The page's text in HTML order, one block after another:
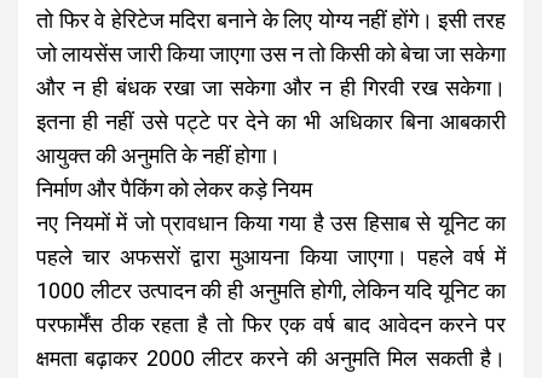
तो फिर वे हेरिटेज मदिरा बनाने के लिए योग्य नहीं होंगे। इसी तरह
जो लायसेंस जारी किया जाएगा उस न तो किसी को बेचा जा सकेगा
और न ही बंधक रखा जा सकेगा और न ही गिरवी रख सकेगा।
इतना ही नहीं उसे पट्टे पर देने का भी अधिकार बिना आबकारी
आयुक्त की अनुमति के नहीं होगा।
निर्माण और पैकिंग को लेकर कड़े नियम
नए नियमों में जो प्रावधान किया गया है उस हिसाब से यूनिट का
पहले चार अफसरों द्वारा मुआयना किया जाएगा। पहले वर्ष में
1000 लीटर उत्पादन की ही अनुमति होगी, लेकिन यदि यूनिट का
परफार्मेंस ठीक रहता है तो फिर एक वर्ष बाद आवेदन करने पर
क्षमता बढ़ाकर 2000 लीटर करने की अनुमति मिल सकती है।